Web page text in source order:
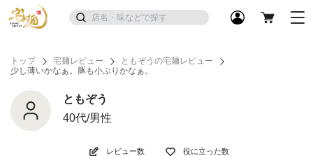
トップ 宅麺レビュー
ともぞうの宅麺レビュー
少し薄いかなぁ。豚も小ぶりかなぁ。
ともぞう
40代/男性
レビュー数 役に立った数